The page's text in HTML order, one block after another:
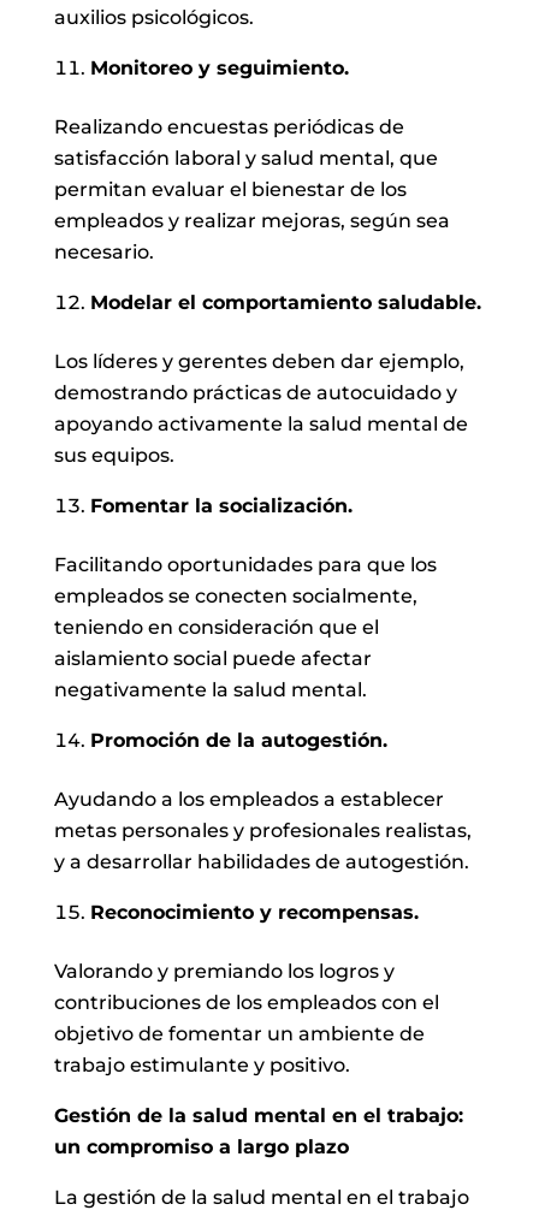
auxilios psicológicos.
Monitoreo y seguimiento.
Realizando encuestas periódicas de
satisfacción laboral y salud mental, que
permitan evaluar el bienestar de los
empleados y realizar mejoras, según sea
necesario.
Modelar el comportamiento saludable.
Los líderes y gerentes deben dar ejemplo,
demostrando prácticas de autocuidado y
apoyando activamente la salud mental de
sus equipos.
Fomentar la socialización.
Facilitando oportunidades para que los
empleados se conecten socialmente,
teniendo en consideración que el
aislamiento social puede afectar
negativamente la salud mental.
Promoción de la autogestión.
Ayudando a los empleados a establecer
metas personales y profesionales realistas,
y a desarrollar habilidades de autogestión.
Reconocimiento y recompensas.
Valorando y premiando los logros y
contribuciones de los empleados con el
objetivo de fomentar un ambiente de
trabajo estimulante y positivo.
Gestión de la salud mental en el trabajo:
un compromiso a largo plazo
La gestión de la salud mental en el trabajo